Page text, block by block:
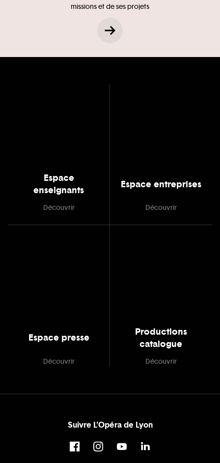
missions et de ses projets
Espace
enseignants
Découvrir
Espace entreprises
Découvrir
Espace presse
Découvrir
Productions
catalogue
Découvrir
Suivre L'Opéra de Lyon